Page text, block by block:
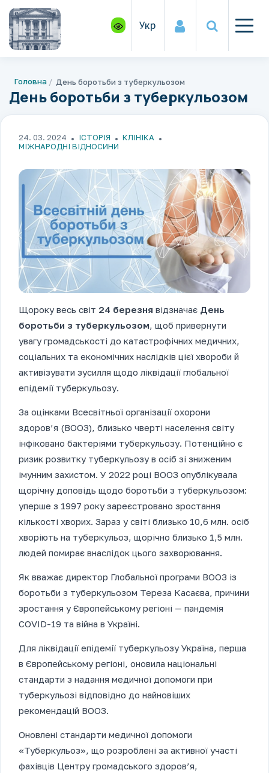
Укр
Головна День боротьби з туберкульозом
День боротьби з туберкульозом
24. 03. 2024 ІСТОРІЯ
КЛІНІКА
МІЖНАРОДНІ ВІДНОСИНИ
Щороку весь світ 24 березня відзначає День
боротьби з туберкульозом, щоб привернути
увагу громадськості до катастрофічних медичних,
соціальних та економічних наслідків цієї хвороби й
активізувати зусилля щодо лік­відації глобальної
епідемії туберкульозу.
За оцінками Всесвітньої органі­зації охорони
здоров’я (ВООЗ), близько чверті населення світу
інфіковано бактеріями туберкульозу. Потенційно є
ризик розвитку туберкульозу в осіб зі зниженим
імунним захистом. У 2022 році ВООЗ опублікувала
щорічну доповідь щодо боротьби з туберкульозом:
уперше з 1997 року зареєстровано зростання
кількості хворих. Зараз у світі близько 10,6 млн. осіб
хворіють на туберкульоз, щорічно близько 1,5 млн.
людей помирає внаслідок цього захворювання.
Як вважає директор Глобальної програми ВООЗ із
боротьби з ту­бер­кульозом Тереза Касаєва, причини
зростання у Європейському ре­гіо­ні — пандемія
COVID-19 та війна в Україні.
Для ліквідації епідемії туберкульозу Україна, перша
в Європейському регіоні, оновила національні
стандарти з надання медичної допомоги при
туберкульозі відповідно до найновіших
рекомендацій ВООЗ.
Оновлені стандарти медич­ної допомоги
«Туберкульоз», що розроблені за активної участі
фахівців Центру громадського здоров’я,